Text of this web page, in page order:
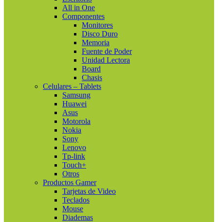
All in One
Componentes
Monitores
Disco Duro
Memoria
Fuente de Poder
Unidad Lectora
Board
Chasis
Celulares – Tablets
Samsung
Huawei
Asus
Motorola
Nokia
Sony
Lenovo
Tp-link
Touch+
Otros
Productos Gamer
Tarjetas de Video
Teclados
Mouse
Diademas